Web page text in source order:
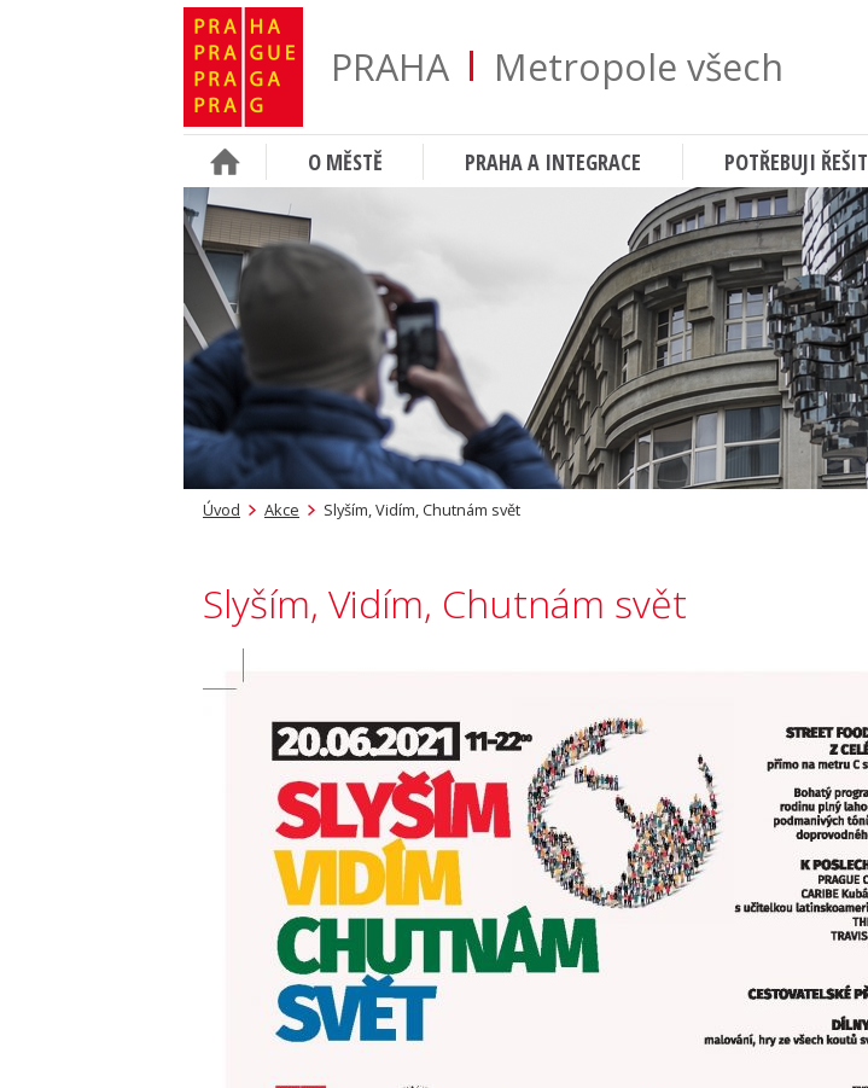
PRAHA Metropole všech
O MĚSTĚ PRAHA A INTEGRACE POTŘEBUJI ŘEŠIT
Úvod Akce Slyším, Vidím, Chutnám svět
Slyším, Vidím, Chutnám svět